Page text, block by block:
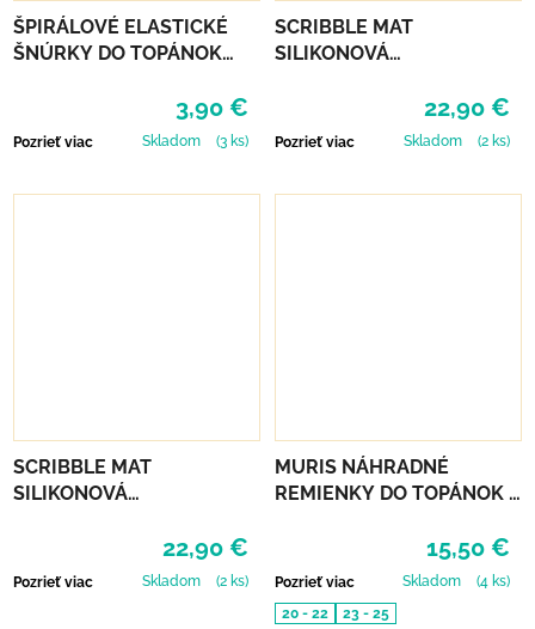
ŠPIRÁLOVÉ ELASTICKÉ
ŠNÚRKY DO TOPÁNOK
3,90 €
Pozrieť viac Skladom (3 ks)
SCRIBBLE MAT
SILIKONOVÁ
22,90 €
Pozrieť viac Skladom (2 ks)
SCRIBBLE MAT
SILIKONOVÁ
22,90 €
Pozrieť viac Skladom (2 ks)
MURIS NÁHRADNÉ
REMIENKY DO TOPÁNOK 3
15,50 €
Pozrieť viac Skladom
(4 ks)
20 - 22
23 - 25